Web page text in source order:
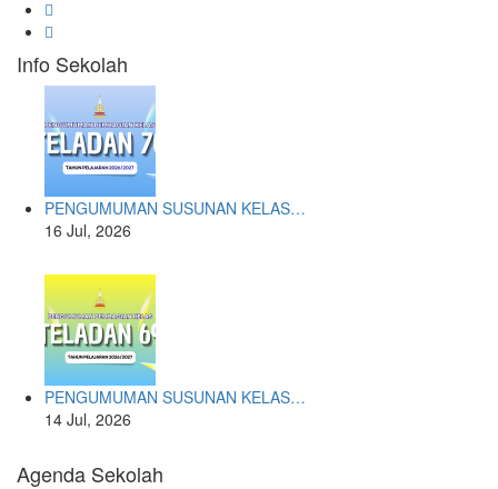
Info Sekolah
PENGUMUMAN SUSUNAN KELAS…
16 Jul, 2026
PENGUMUMAN SUSUNAN KELAS…
14 Jul, 2026
Agenda Sekolah